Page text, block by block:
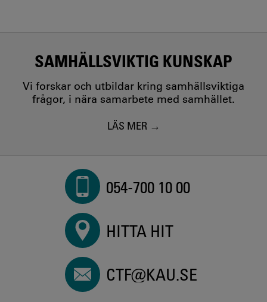
SAMHÄLLSVIKTIG KUNSKAP
Vi forskar och utbildar kring samhällsviktiga
frågor, i nära samarbete med samhället.
LÄS MER
054-700 10 00
HITTA HIT
CTF@KAU.SE